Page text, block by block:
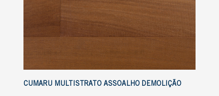
CUMARU MULTISTRATO ASSOALHO DEMOLIÇÃO